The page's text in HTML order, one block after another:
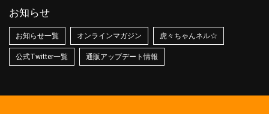
お知らせ
お知らせ一覧 オンラインマガジン 虎々ちゃんネル☆
公式Twitter一覧 通販アップデート情報